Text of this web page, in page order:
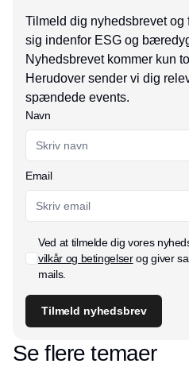
Tilmeld dig nyhedsbrevet
sig indenfor ESG og
Nyhedsbrevet kommer kun
Herudover sender vi dig
spændede events.
Navn
Email
Ved at tilmelde dig vores
vilkår og betingelserog giver
mails.
Tilmeld nyhedsbrev
Se flere temaer